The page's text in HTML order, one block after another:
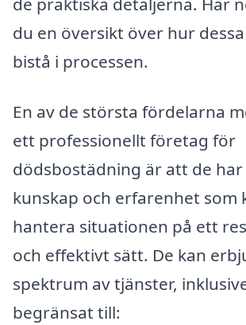
du en översikt över hur
bistå i processen.
En av de största fördelarna
ett professionellt företag för
dödsbostädning är att de har
kunskap och erfarenhet som
hantera situationen på ett
och effektivt sätt. De kan
spektrum av tjänster,
begränsat till: